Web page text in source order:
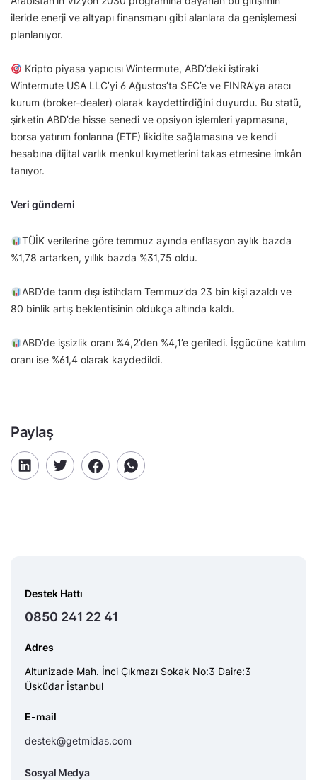
ileride enerji ve altyapı finansmanı gibi alanlara da genişlemesi
planlanıyor.
Kripto piyasa yapıcısı Wintermute, ABD’deki iştiraki
Wintermute USA LLC’yi 6 Ağustos’ta SEC’e ve FINRA’ya aracı
kurum (broker-dealer) olarak kaydettirdiğini duyurdu. Bu statü,
şirketin ABD’de hisse senedi ve opsiyon işlemleri yapmasına,
borsa yatırım fonlarına (ETF) likidite sağlamasına ve kendi
hesabına dijital varlık menkul kıymetlerini takas etmesine imkân
tanıyor.
Veri gündemi
TÜİK verilerine göre temmuz ayında enflasyon aylık bazda
%1,78 artarken, yıllık bazda %31,75 oldu.
ABD’de tarım dışı istihdam Temmuz’da 23 bin kişi azaldı ve
80 binlik artış beklentisinin oldukça altında kaldı.
ABD’de işsizlik oranı %4,2’den %4,1’e geriledi. İşgücüne katılım
oranı ise %61,4 olarak kaydedildi.
Paylaş
Destek Hattı
0850 241 22 41
Adres
Altunizade Mah. İnci Çıkmazı Sokak No:3 Daire:3
Üsküdar İstanbul
E-mail
destek@getmidas.com
Sosyal Medya